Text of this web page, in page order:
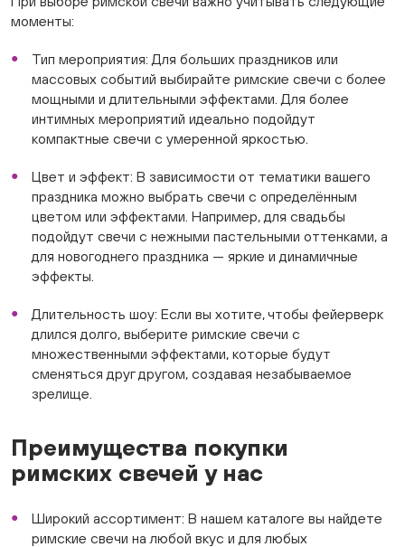
моменты:
Тип мероприятия: Для больших праздников или
массовых событий выбирайте римские свечи с более
мощными и длительными эффектами. Для более
интимных мероприятий идеально подойдут
компактные свечи с умеренной яркостью.
Цвет и эффект: В зависимости от тематики вашего
праздника можно выбрать свечи с определённым
цветом или эффектами. Например, для свадьбы
подойдут свечи с нежными пастельными оттенками, а
для новогоднего праздника — яркие и динамичные
эффекты.
Длительность шоу: Если вы хотите, чтобы фейерверк
длился долго, выберите римские свечи с
множественными эффектами, которые будут
сменяться друг другом, создавая незабываемое
зрелище.
Преимущества покупки
римских свечей у нас
Широкий ассортимент: В нашем каталоге вы найдете
римские свечи на любой вкус и для любых